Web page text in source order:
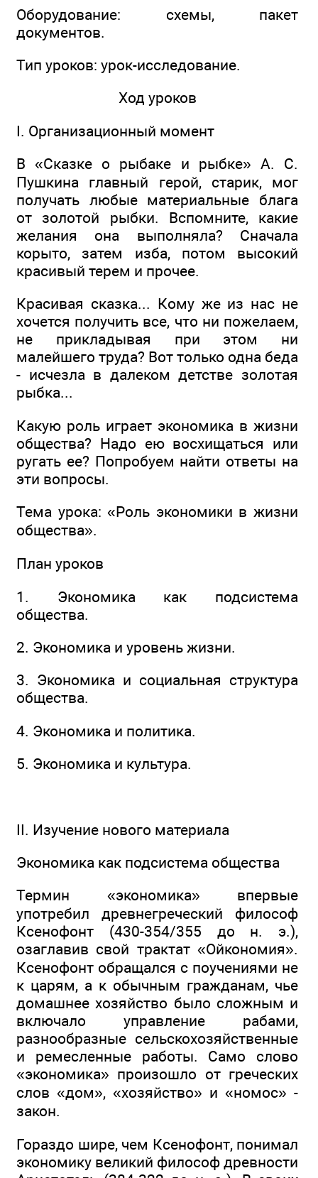
Оборудование: схемы, пакет
документов.
Тип уроков: урок-исследование.
Ход уроков
I. Организационный момент
В «Сказке о рыбаке и рыбке» А. С.
Пушкина главный герой, старик, мог
получать любые материальные блага
от золотой рыбки. Вспомните, какие
желания она выполняла? Сначала
корыто, затем изба, потом высокий
красивый терем и прочее.
Красивая сказка... Кому же из нас не
хочется получить все, что ни пожелаем,
не прикладывая при этом ни
малейшего труда? Вот только одна беда
- исчезла в далеком детстве золотая
рыбка...
Какую роль играет экономика в жизни
общества? Надо ею восхищаться или
ругать ее? Попробуем найти ответы на
эти вопросы.
Тема урока: «Роль экономики в жизни
общества».
План уроков
1. Экономика как подсистема
общества.
2. Экономика и уровень жизни.
3. Экономика и социальная структура
общества.
4. Экономика и политика.
5. Экономика и культура.
II. Изучение нового материала
Экономика как подсистема общества
Термин «экономика» впервые
употребил древнегреческий философ
Ксенофонт (430-354/355 до н. э.),
озаглавив свой трактат «Ойкономия».
Ксенофонт обращался с поучениями не
к царям, а к обычным гражданам, чье
домашнее хозяйство было сложным и
включало управление рабами,
разнообразные сельскохозяйственные
и ремесленные работы. Само слово
«экономика» произошло от греческих
слов «дом», «хозяйство» и «номос» -
закон.
Гораздо шире, чем Ксенофонт, понимал
экономику великий философ древности